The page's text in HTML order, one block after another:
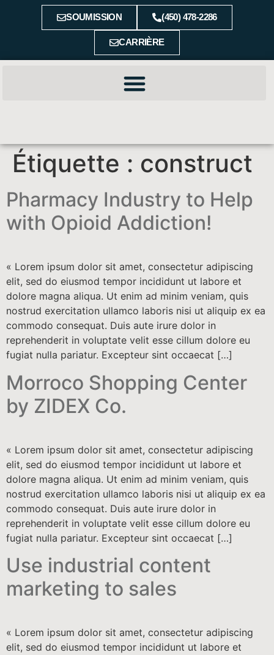
(450) 478-2286
SOUMISSION
CARRIÈRE
Étiquette : construct
Pharmacy Industry to Help
with Opioid Addiction!
« Lorem ipsum dolor sit amet, consectetur adipiscing
elit, sed do eiusmod tempor incididunt ut labore et
dolore magna aliqua. Ut enim ad minim veniam, quis
nostrud exercitation ullamco laboris nisi ut aliquip ex ea
commodo consequat. Duis aute irure dolor in
reprehenderit in voluptate velit esse cillum dolore eu
fugiat nulla pariatur. Excepteur sint occaecat […]
Morroco Shopping Center
by ZIDEX Co.
« Lorem ipsum dolor sit amet, consectetur adipiscing
elit, sed do eiusmod tempor incididunt ut labore et
dolore magna aliqua. Ut enim ad minim veniam, quis
nostrud exercitation ullamco laboris nisi ut aliquip ex ea
commodo consequat. Duis aute irure dolor in
reprehenderit in voluptate velit esse cillum dolore eu
fugiat nulla pariatur. Excepteur sint occaecat […]
Use industrial content
marketing to sales
« Lorem ipsum dolor sit amet, consectetur adipiscing
elit, sed do eiusmod tempor incididunt ut labore et